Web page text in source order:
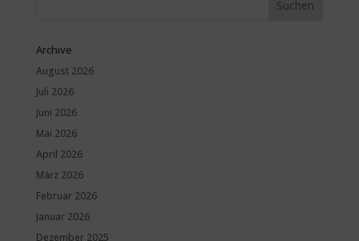
Archive
August 2026
Juli 2026
Juni 2026
Mai 2026
April 2026
März 2026
Februar 2026
Januar 2026
Dezember 2025